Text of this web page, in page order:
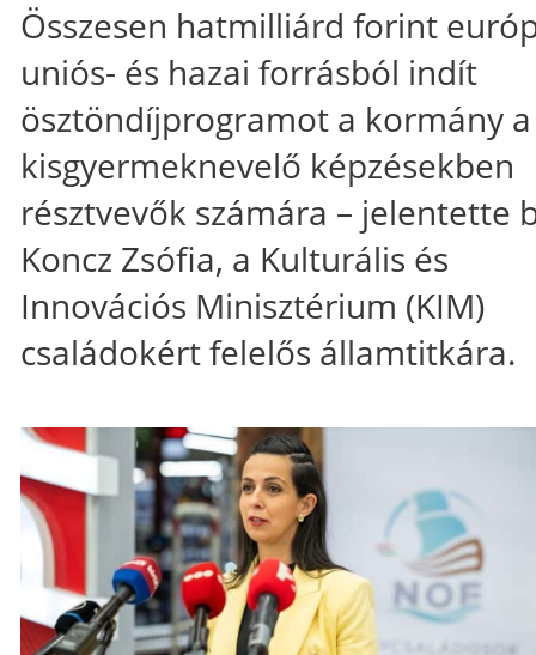
Összesen hatmilliárd forint
uniós- és hazai forrásból indít
ösztöndíjprogramot a kormány a
kisgyermeknevelő képzésekben
résztvevők számára – jelentette
Koncz Zsófia, a Kulturális és
Innovációs Minisztérium (KIM)
családokért felelős államtitkára.